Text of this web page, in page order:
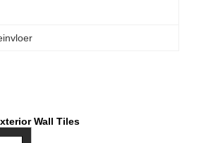
Wall Tiles